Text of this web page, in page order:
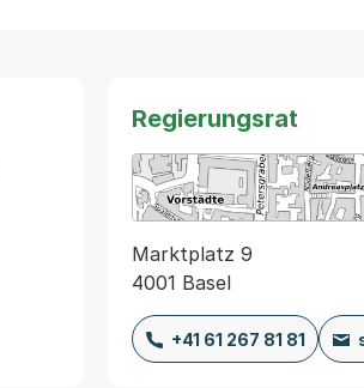
Regierungsrat
Marktplatz 9
4001 Basel
+41 61 267 81 81